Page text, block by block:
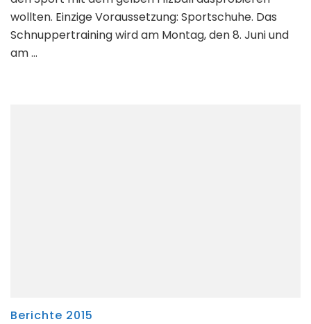
wollten. Einzige Voraussetzung: Sportschuhe. Das
Schnuppertraining wird am Montag, den 8. Juni und
am …
Berichte 2015